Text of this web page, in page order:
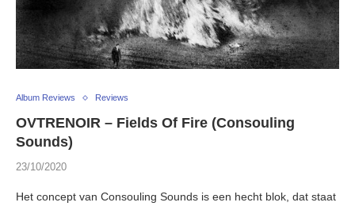
Album Reviews Reviews
OVTRENOIR – Fields Of Fire (Consouling
Sounds)
23/10/2020
Het concept van Consouling Sounds is een hecht blok, dat staat